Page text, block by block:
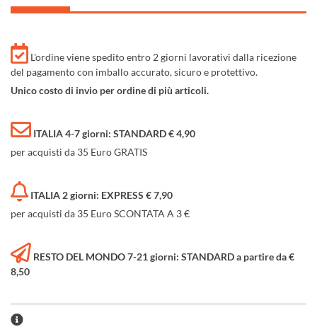
L'ordine viene spedito entro 2 giorni lavorativi dalla ricezione
del pagamento con imballo accurato, sicuro e protettivo.
Unico costo di invio per ordine di più articoli.
ITALIA 4-7 giorni: STANDARD € 4,90
per acquisti da 35 Euro GRATIS
ITALIA 2 giorni: EXPRESS € 7,90
per acquisti da 35 Euro SCONTATA A 3 €
RESTO DEL MONDO 7-21 giorni: STANDARD a partire da €
8,50